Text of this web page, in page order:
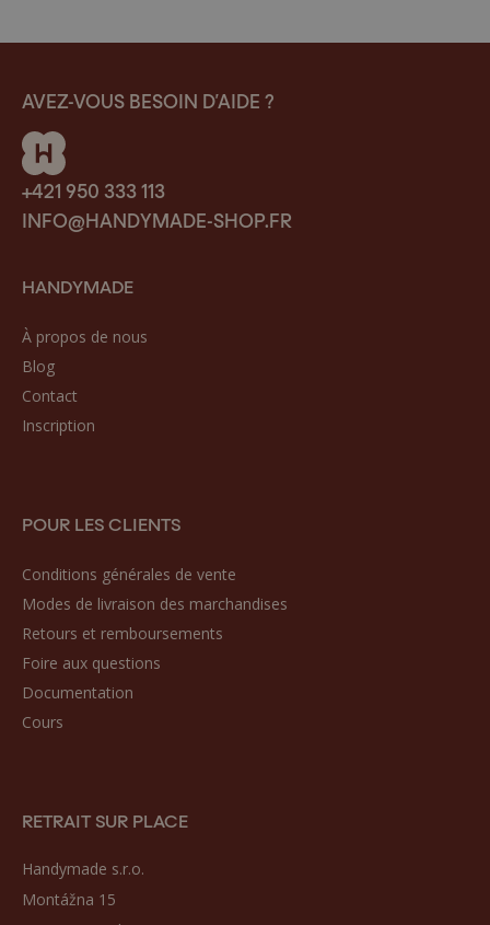
AVEZ-VOUS BESOIN D’AIDE ?
+421 950 333 113
INFO@HANDYMADE-SHOP.FR
HANDYMADE
À propos de nous
Blog
Contact
Inscription
POUR LES CLIENTS
Conditions générales de vente
Modes de livraison des marchandises
Retours et remboursements
Foire aux questions
Documentation
Cours
RETRAIT SUR PLACE
Handymade s.r.o.
Montážna 15